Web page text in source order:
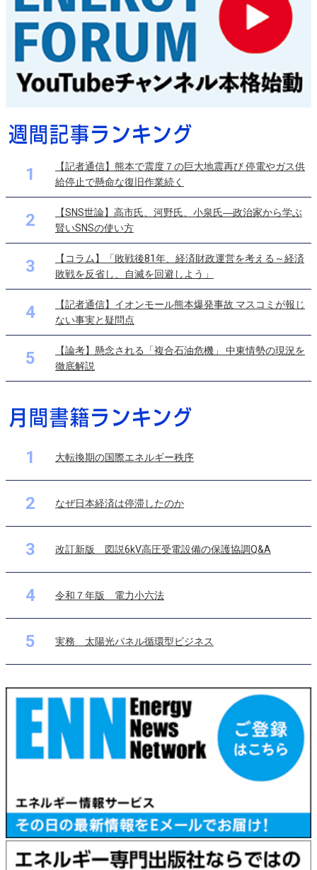
1
【記者通信】熊本で震度７の巨大地震再び 停電やガス供
給停止で懸命な復旧作業続く
2
【SNS世論】高市氏、河野氏、小泉氏―政治家から学ぶ
賢いSNSの使い方
3
【コラム】「敗戦後81年、経済財政運営を考える～経済
敗戦を反省し、自滅を回避しよう」
4
【記者通信】イオンモール熊本爆発事故 マスコミが報じ
ない事実と疑問点
5
【論考】懸念される「複合石油危機」 中東情勢の現況を
徹底解説
1 大転換期の国際エネルギー秩序
2 なぜ日本経済は停滞したのか
3 改訂新版 図説6kV高圧受電設備の保護協調Q&A
4 令和７年版 電力小六法
5 実務 太陽光パネル循環型ビジネス